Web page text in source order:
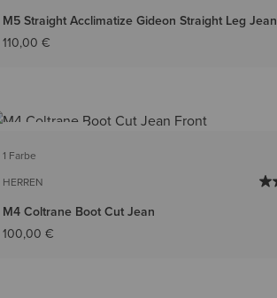
M5 Straight Acclimatize Gideon Straight Leg Jean
110,00 €
1 Farbe
HERREN
M4 Coltrane Boot Cut Jean
100,00 €